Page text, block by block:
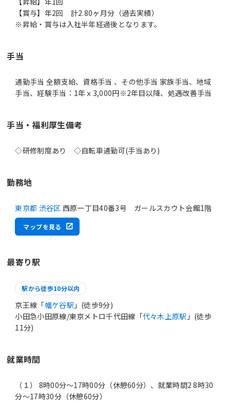
【賞与】年2回 計2.80ヶ月分（過去実績）
※昇給・賞与は入社半年経過後となります。
手当
通勤手当 全額支給、資格手当 、その他手当 家族手当、地域
手当、経験手当：1年ｘ3,000円※2年目以降、処遇改善手当
手当・福利厚生備考
勤務地
東京都 渋谷区 西原一丁目40番3号 ガールスカウト会館1階
マップを見る
最寄り駅
駅から徒歩10分以内
京王線「幡ケ谷駅 」(徒歩9分)
小田急小田原線/東京メトロ千代田線「代々木上原駅 」(徒歩
11分)
就業時間
（１） 8時00分〜17時00分（休憩60分）、就業時間2 8時30
分〜17時30分（休憩60分）